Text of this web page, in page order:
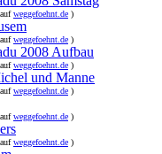
weggefoehnt.de )
weggefoehnt.de )
2008 Aufbau
weggefoehnt.de )
und Manne
weggefoehnt.de )
weggefoehnt.de )
weggefoehnt.de )